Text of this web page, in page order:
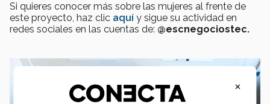
Si quieres conocer más sobre las mujeres al frente de
este proyecto, haz clic aquí y sigue su actividad en
redes sociales en las cuentas de: @escnegociostec.
×